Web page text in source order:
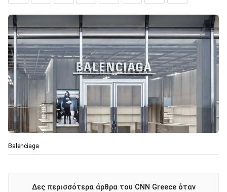
Balenciaga
Δες περισσότερα άρθρα του CNN Greece όταν